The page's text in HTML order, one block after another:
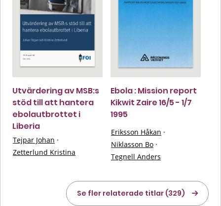
Utvärdering av MSB:s
stöd till att hantera
ebolautbrottet i
Liberia
Tejpar Johan ·
Zetterlund Kristina
Ebola : Mission report
Kikwit Zaire 16/5 - 1/7
1995
Eriksson Håkan ·
Niklasson Bo ·
Tegnell Anders
Se fler relaterade titlar (329)